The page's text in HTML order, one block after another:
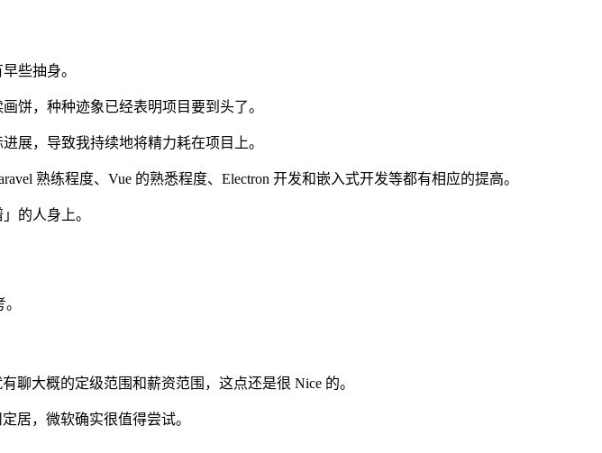
些抽身。
饼，种种迹象已经表明项目要到头了。
展，导致我持续地将精力耗在项目上。
熟练程度、Vue 的熟悉程度、Electron 开发和嵌入式开发等都有相应的提高。
的人身上。
聊大概的定级范围和薪资范围，这点还是很 Nice 的。
居，微软确实很值得尝试。